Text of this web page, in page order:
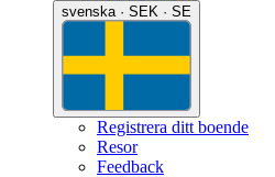
svenska · SEK · SE
Registrera ditt boende
Resor
Feedback